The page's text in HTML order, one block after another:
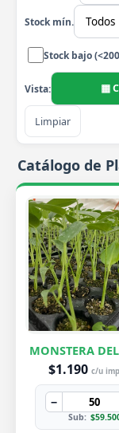
Stock mín.
Stock bajo
Vista: ▦
Limpiar
Catálogo de
MONSTERA
$1.190 c/u
−
Sub: